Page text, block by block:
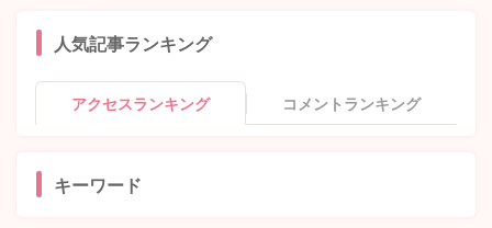
人気記事ランキング
アクセスランキング コメントランキング
キーワード